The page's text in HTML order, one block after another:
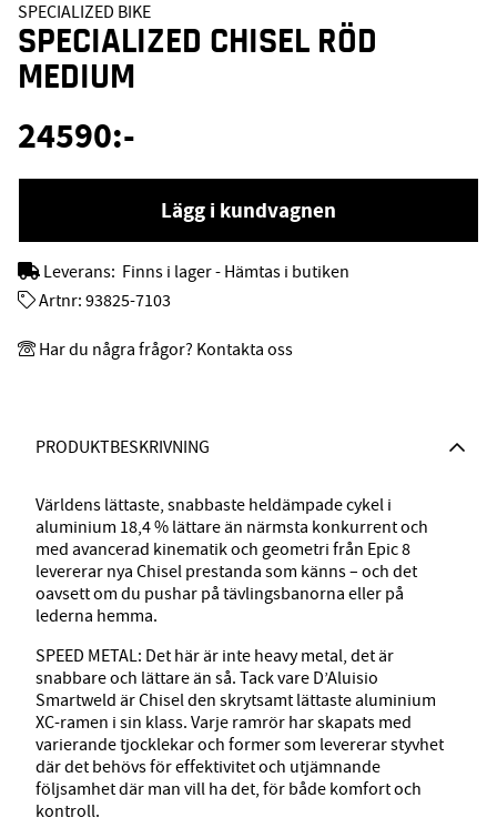
PRODUKTBESKRIVNING
Världens lättaste, snabbaste heldämpade cykel i
aluminium 18,4 % lättare än närmsta konkurrent och
med avancerad kinematik och geometri från Epic 8
levererar nya Chisel prestanda som känns – och det
oavsett om du pushar på tävlingsbanorna eller på
lederna hemma.
SPEED METAL: Det här är inte heavy metal, det är
snabbare och lättare än så. Tack vare D’Aluisio
Smartweld är Chisel den skrytsamt lättaste aluminium
XC-ramen i sin klass. Varje ramrör har skapats med
varierande tjocklekar och former som levererar styvhet
där det behövs för effektivitet och utjämnande
följsamhet där man vill ha det, för både komfort och
kontroll.
SPECIALIZED BIKE
SPECIALIZED CHISEL RÖD
MEDIUM
24590:-
Lägg i kundvagnen
Leverans: Finns i lager - Hämtas i butiken
Artnr: 93825-7103
Har du några frågor? Kontakta oss